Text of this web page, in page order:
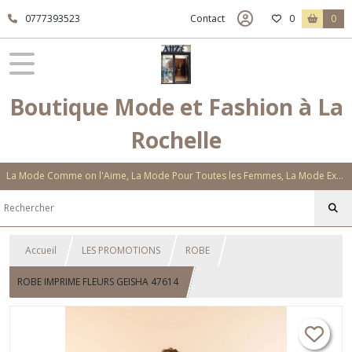
0777393523 Contact 0 0
Boutique Mode et Fashion à La
Rochelle
La Mode Comme on l'Aime, La Mode Pour Toutes les Femmes, La Mode Exclusive Aux Matières Et Couleurs Novatrices, La Mode Qui Vous Séduira
Accueil LES PROMOTIONS ROBE
ROBE IMPRIME FLEURS GEISHA 47614